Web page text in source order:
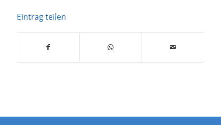
Eintrag teilen